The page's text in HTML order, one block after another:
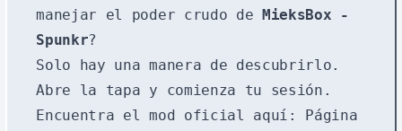
manejar el poder crudo de
MieksBox -
Spunkr?
Solo hay una manera de descubrirlo.
Abre la tapa y comienza tu sesión.
Encuentra el mod oficial aquí:
Página